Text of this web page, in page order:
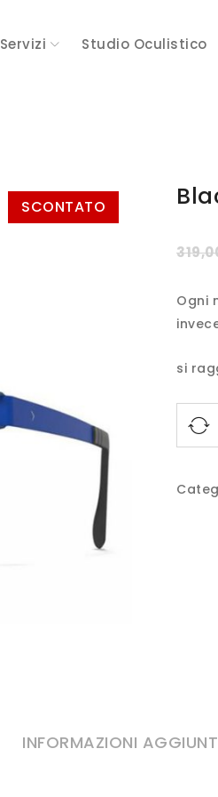
Servizi Studio Oculistico
SCONTATO
Ogni
si
INFORMAZIONI